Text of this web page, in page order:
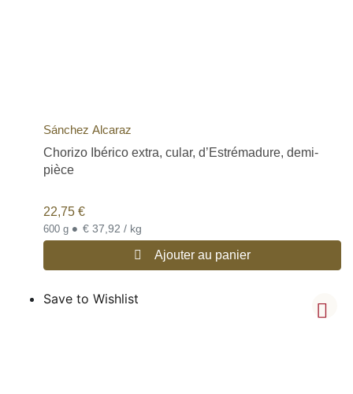
Sánchez Alcaraz
Chorizo Ibérico extra, cular, d’Estrémadure, demi-
pièce
22,75 €
600 g • € 37,92 / kg
Ajouter au panier
Save to Wishlist